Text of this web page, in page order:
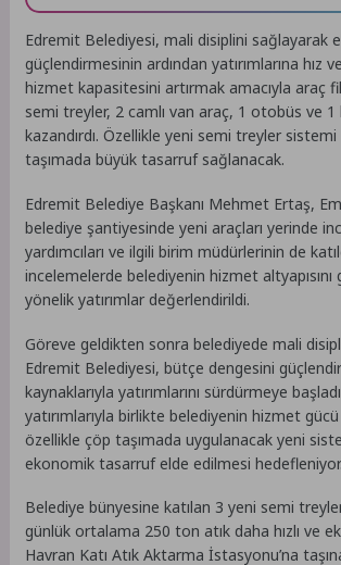
Edremit Belediyesi, mali disiplini sağlayarak
güçlendirmesinin ardından yatırımlarına hız
hizmet kapasitesini artırmak amacıyla araç
semi treyler, 2 camlı van araç, 1 otobüs ve
kazandırdı. Özellikle yeni semi treyler
taşımada büyük tasarruf sağlanacak.
Edremit Belediye Başkanı Mehmet Ertaş,
belediye şantiyesinde yeni araçları yerinde
yardımcıları ve ilgili birim müdürlerinin de
incelemelerde belediyenin hizmet altyapısını
yönelik yatırımlar değerlendirildi.
Göreve geldikten sonra belediyede mali
Edremit Belediyesi, bütçe dengesini
kaynaklarıyla yatırımlarını sürdürmeye
yatırımlarıyla birlikte belediyenin hizmet gücü
özellikle çöp taşımada uygulanacak yeni
ekonomik tasarruf elde edilmesi hedefleniyor.
Belediye bünyesine katılan 3 yeni semi
günlük ortalama 250 ton atık daha hızlı ve
Havran Katı Atık Aktarma İstasyonu’na